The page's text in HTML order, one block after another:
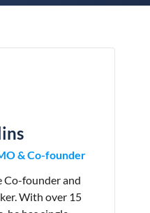
& Co-founder
Co-founder and
With over 15